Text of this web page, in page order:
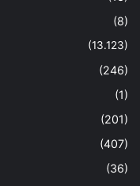
(8)
(13.123)
(246)
(1)
(201)
(407)
(36)